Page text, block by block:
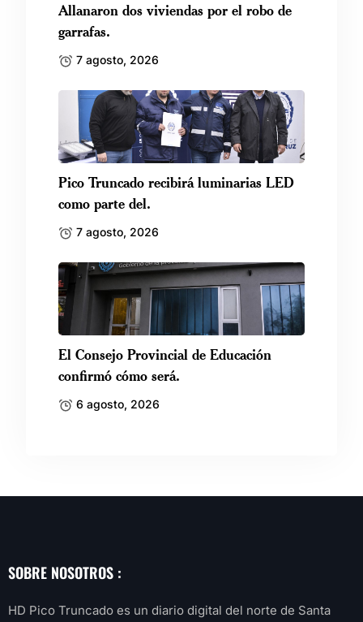
Allanaron dos viviendas por el robo de
garrafas.
7 agosto, 2026
Pico Truncado recibirá luminarias LED
como parte del.
7 agosto, 2026
El Consejo Provincial de Educación
confirmó cómo será.
6 agosto, 2026
SOBRE NOSOTROS :
HD Pico Truncado es un diario digital del norte de Santa